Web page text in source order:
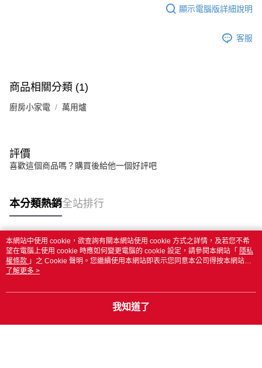
顯示電腦版詳細說明
客服
商品相關分類 (1)
廚房小家電 萬用爐
評價
喜歡這個商品嗎？購買後給他一個好評吧
本分類熱銷全站排行
熱門標籤
本網站中使用 cookie，欲查詢有關本網站使用 cookie 方式之詳情，及若您不希
望在電腦上使用 cookie 時應如何變更電腦的 cookie 設定，請參閱本網站「 隱私
權條款 」之 Cookie 聲明。您繼續使用本網站即表示您同意本公司得按本網站使
用條款之 Cookie 聲明使用 cookie。
了解更多 >
我知道了